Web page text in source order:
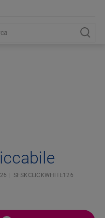
SFSKCLICKWHITE126